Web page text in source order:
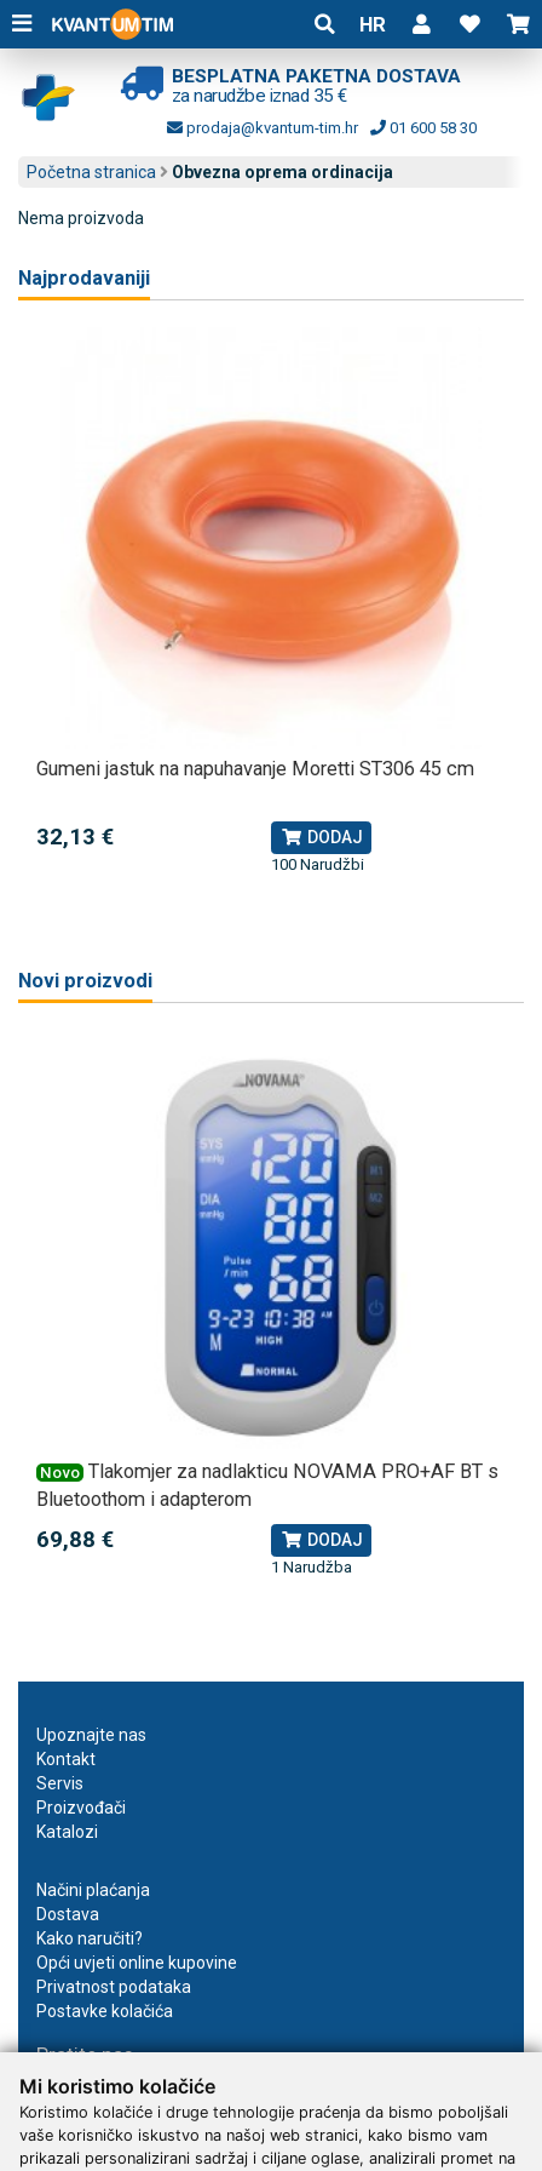
Mi koristimo kolačiće
Koristimo kolačiće i druge tehnologije praćenja da bismo poboljšali
vaše korisničko iskustvo na našoj web stranici, kako bismo vam
prikazali personalizirani sadržaj i ciljane oglase, analizirali promet na
HR
BESPLATNA PAKETNA DOSTAVA
za narudžbe iznad 35 €
prodaja@kvantum-tim.hr 01 600 58 30
Početna stranica Obvezna oprema ordinacija
Nema proizvoda
Najprodavaniji
Gumeni jastuk na napuhavanje Moretti ST306 45 cm
32,13 € DODAJ
100 Narudžbi
Novi proizvodi
Novo Tlakomjer za nadlakticu NOVAMA PRO+AF BT s
Bluetoothom i adapterom
69,88 € DODAJ
1 Narudžba
Upoznajte nas
Kontakt
Servis
Proizvođači
Katalozi
Načini plaćanja
Dostava
Kako naručiti?
Opći uvjeti online kupovine
Privatnost podataka
Postavke kolačića
Pratite nas
Facebook
Instagram
Youtube